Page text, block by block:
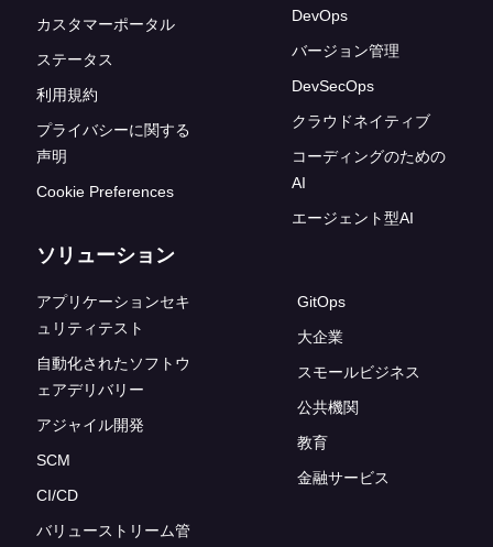
カスタマーポータル
ステータス
利用規約
プライバシーに関する
声明
Cookie Preferences
DevOps
バージョン管理
DevSecOps
クラウドネイティブ
コーディングのための
AI
エージェント型AI
ソリューション
アプリケーションセキ
ュリティテスト
自動化されたソフトウ
ェアデリバリー
アジャイル開発
SCM
CI/CD
バリューストリーム管
GitOps
大企業
スモールビジネス
公共機関
教育
金融サービス